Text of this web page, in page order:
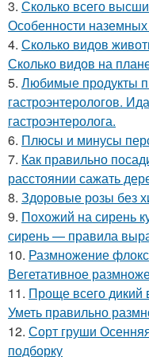
3. Сколько всего
Особенности
4. Сколько видов
Сколько видов на
5. Любимые продукты
гастроэнтерологов.
гастроэнтеролога.
6. Плюсы и минусы
7. Как правильно
расстоянии сажать
8. Здоровые розы без
9. Похожий на сирень
сирень — правила
10. Размножение
Вегетативное
11. Проще всего дикий
Уметь правильно
12. Сорт груши
подборку